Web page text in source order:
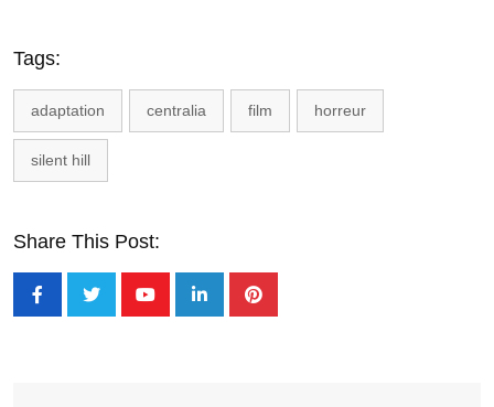
Tags:
adaptation centralia film horreur
silent hill
Share This Post: